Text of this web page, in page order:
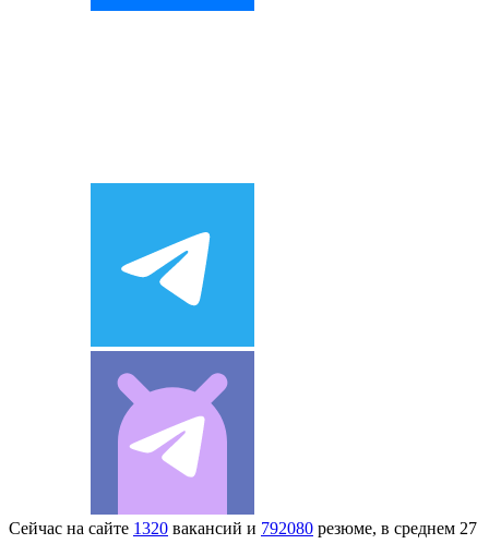
Сейчас на сайте 1320 вакансий и 792080 резюме, в среднем 27